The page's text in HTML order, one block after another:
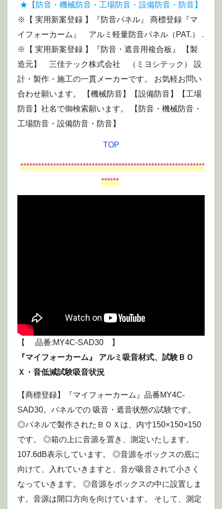
★【防音・機械防音・工場防音・設備防音・防音】
※【 実用新案登録 】『防音パネル』 商標登録『マ
イフォーカーム』 アルミ軽量防音パネル（PAT.） .
※【 実用新案登録 】『防音・遮音用複合板』 【製
造元】 三佳テック株式会社 （ミヨシテック） 設
計・製作・施工の一貫メーカーです。 お気軽お問い
合わせ願います。 【機械防音】【設備防音】【工場
防音】社名で御検索願います。 【防音・機械防音・
工場防音・設備防音・防音】
TOP
**************************************************************
******
【 品番:MY4C-SAD30 】
『マイフォーカーム』 アルミ吸音材式、試験ＢＯ
Ｘ・音低減試験吸音状況
【商標登録】『マイフォーカーム』品番MY4C-
SAD30。パネルでの 吸音・遮音状態の試験です。
◎パネルで製作されたＢＯＸは、内寸150×150×150
です。 ◎箱の上に音源を置き、測定いたします。
107.6dB表示しています。 ◎音源をボックスの底に
向けて、入れていきますと、音が吸音されて小さく
なっていきます。 ◎音源をボックスの中に設置しま
す。音源は開口方向を向けています。 そして、測定